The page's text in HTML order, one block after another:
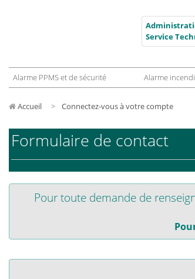
Service
Alarme PPMS et de sécurité Alarme
Accueil Connectez-vous à votre compte
Formulaire de contact
Pour toute demande de